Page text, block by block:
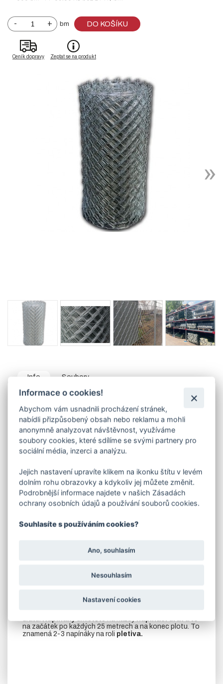
- + bm DO KOŠÍKU
Ceník dopravy Zeptat se na produkt
Info Soubory
Čtyřhranné pozinkované pletivo, síla drátu 2,0mm, oko
55/55mm.
Balení má délku 25 bm, jedná se o klasickou roli-bez
zapleteného napínacího drátu.
Možnost objednání a dodání pletiva v jiné než uvedené
délce. Za odmotání pletiva z role účtujeme manipulační
načten při odběru jiného množství než jsou celé role.
Možnost zakoupení pletiva se zapleteným napínacím
drátem, pouze celá balení-cena na vyžádání.
K pletivu budete potřebovat - související
napínací drátyjen nahoře a dole, zde stačí
vázací drát pozinkbalení 30 bm.
,pokud nevlastníte sponkovací kleště.
drátu. Napínáky umístěte na každý napínací drát a to
na začátek po každých 25 metrech a na konec plotu. To
znamená 2-3 napínáky na roli pletiva.
Informace o cookies!
Abychom vám usnadnili procházení stránek,
nabídli přizpůsobený obsah nebo reklamu a mohli
anonymně analyzovat návštěvnost, využíváme
soubory cookies, které sdílíme se svými partnery pro
sociální média, inzerci a analýzu.
Jejich nastavení upravíte klikem na ikonku štítu v levém
dolním rohu obrazovky a kdykoliv jej můžete změnit.
Podrobnější informace najdete v našich Zásadách
ochrany osobních údajů a používání souborů cookies.
Souhlasíte s používáním cookies?
Ano, souhlasím
Nesouhlasím
Nastavení cookies